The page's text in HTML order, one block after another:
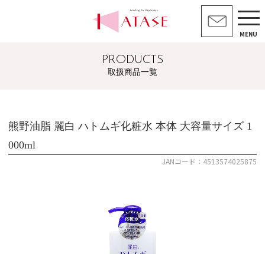
MENU
PRODUCTS
取扱商品一覧
熊野油脂 麗白 ハトムギ化粧水 本体 大容量サイズ 1
000ml
JANコード：4513574025875